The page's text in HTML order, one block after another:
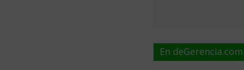
En deGerencia.com